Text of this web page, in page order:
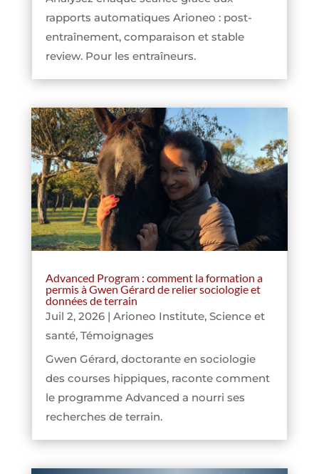
rapports automatiques Arioneo : post-
entraînement, comparaison et stable
review. Pour les entraîneurs.
Advanced Program : comment la formation a
permis à Gwen Gérard de relier sociologie et
données de terrain
Juil 2, 2026| Arioneo Institute, Science et
santé, Témoignages
Gwen Gérard, doctorante en sociologie
des courses hippiques, raconte comment
le programme Advanced a nourri ses
recherches de terrain.